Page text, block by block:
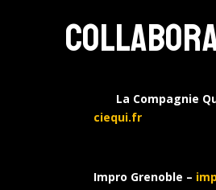
La Compagnie
ciequi.fr
Impro Grenoble –